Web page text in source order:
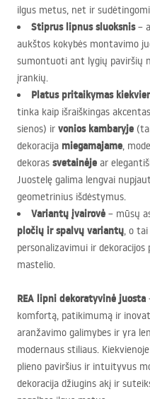
ilgus metus, net ir
Stiprus lipnus sluoksnis–
aukštos kokybės montavimo
sumontuoti ant lygių paviršių
įrankių.
Platus pritaikymas
tinka kaip išraiškingas akcentas
sienos) ir vonios kambaryje
dekoracija miegamajame,
dekoras svetainėje ar
Juostelę galima lengvai
geometrinius išdėstymus.
Variantų įvairovė – mūsų
pločių ir spalvų variantų, o tai
personalizavimui ir
mastelio.
REA lipni dekoratyvinė juosta
komfortą, patikimumą ir
aranžavimo galimybes ir yra
modernaus stiliaus.
plieno paviršius ir intuityvus
dekoracija džiugins akį ir